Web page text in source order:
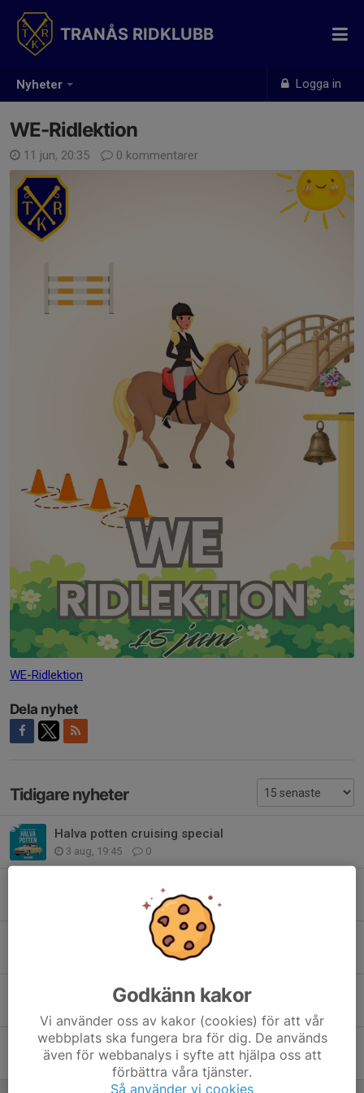
Nyheter Logga in
TRANÅS RIDKLUBB
WE-Ridlektion
11 jun, 20:35 0 kommentarer
WE-Ridlektion
Dela nyhet
Tidigare nyheter
Halva potten cruising special
3 aug, 19:45 0
HJälp till Cruisingen
0
Öppen bana Staketträning
Hoppträning med terräng
11 jun, 20:42 0
Godkänn kakor
Vi använder oss av kakor (cookies) för att vår
webbplats ska fungera bra för dig. De används
även för webbanalys i syfte att hjälpa oss att
förbättra våra tjänster.
Så använder vi cookies